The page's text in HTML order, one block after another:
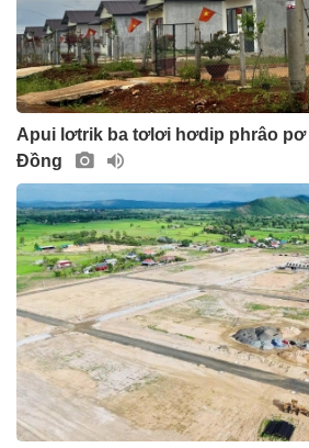
Apui lơtrik ba tơlơi hơdip phrâo
Đồng